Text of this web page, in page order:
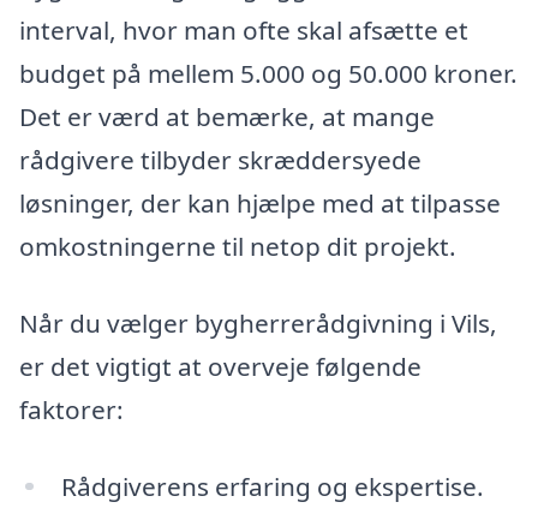
interval, hvor man ofte skal afsætte et
budget på mellem 5.000 og 50.000 kroner.
Det er værd at bemærke, at mange
rådgivere tilbyder skræddersyede
løsninger, der kan hjælpe med at tilpasse
omkostningerne til netop dit projekt.
Når du vælger bygherrerådgivning i Vils,
er det vigtigt at overveje følgende
faktorer:
Rådgiverens erfaring og ekspertise.